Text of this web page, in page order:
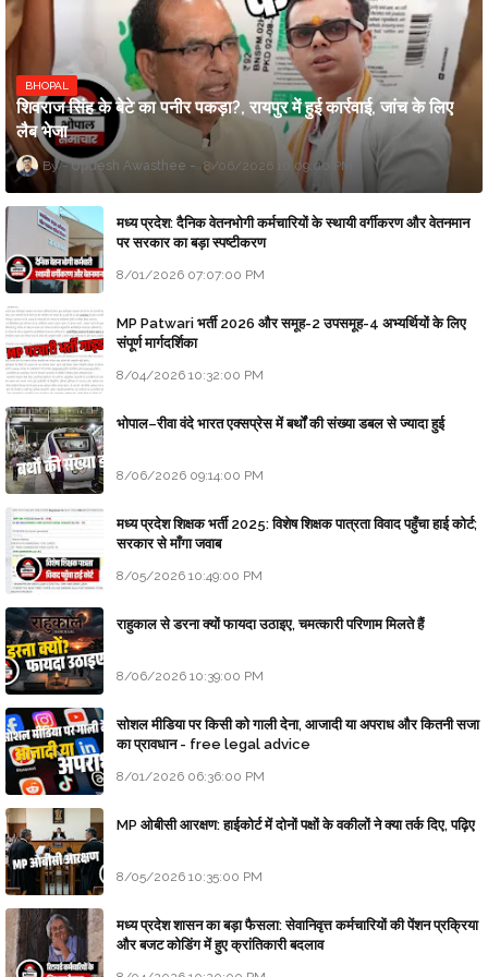
BHOPAL
शिवराज सिंह के बेटे का पनीर पकड़ा?, रायपुर में हुई कार्रवाई, जांच के लिए
लैब भेजा
Updesh Awasthee 8/06/2026 10:09:00 PM
मध्य प्रदेश: दैनिक वेतनभोगी कर्मचारियों के स्थायी वर्गीकरण और वेतनमान
पर सरकार का बड़ा स्पष्टीकरण
8/01/2026 07:07:00 PM
MP Patwari भर्ती 2026 और समूह-2 उपसमूह-4 अभ्यर्थियों के लिए
संपूर्ण मार्गदर्शिका
8/04/2026 10:32:00 PM
भोपाल–रीवा वंदे भारत एक्सप्रेस में बर्थों की संख्या डबल से ज्यादा हुई
8/06/2026 09:14:00 PM
मध्य प्रदेश शिक्षक भर्ती 2025: विशेष शिक्षक पात्रता विवाद पहुँचा हाई कोर्ट;
सरकार से माँगा जवाब
8/05/2026 10:49:00 PM
राहुकाल से डरना क्यों फायदा उठाइए, चमत्कारी परिणाम मिलते हैं
8/06/2026 10:39:00 PM
सोशल मीडिया पर किसी को गाली देना, आजादी या अपराध और कितनी सजा
का प्रावधान - free legal advice
8/01/2026 06:36:00 PM
MP ओबीसी आरक्षण: हाईकोर्ट में दोनों पक्षों के वकीलों ने क्या तर्क दिए, पढ़िए
8/05/2026 10:35:00 PM
मध्य प्रदेश शासन का बड़ा फैसला: सेवानिवृत्त कर्मचारियों की पेंशन प्रक्रिया
और बजट कोडिंग में हुए क्रांतिकारी बदलाव